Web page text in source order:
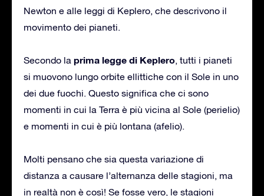
Newton e alle leggi di Keplero, che descrivono il
movimento dei pianeti.
Secondo la prima legge di Keplero, tutti i pianeti
si muovono lungo orbite ellittiche con il Sole in uno
dei due fuochi. Questo significa che ci sono
momenti in cui la Terra è più vicina al Sole (perielio)
e momenti in cui è più lontana (afelio).
Molti pensano che sia questa variazione di
distanza a causare l’alternanza delle stagioni, ma
in realtà non è così! Se fosse vero, le stagioni